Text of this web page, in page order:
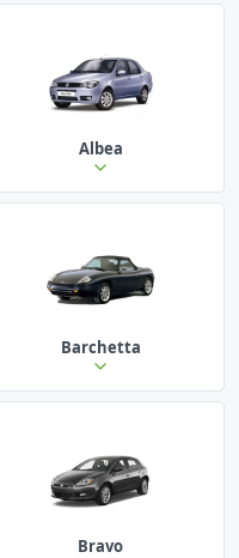
Albea
Barchetta
Bravo